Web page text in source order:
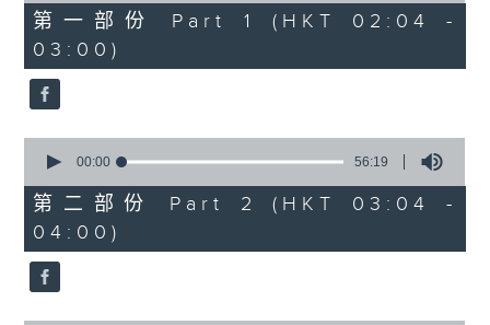
由 張惠芳、胡美倫 主唱
5. 「橫財就手」
6. 「花木蘭之柳營步月」
由 梁耀安、何萍 主唱
56
minutes,
10
seconds
第一部份 Part 1 (HKT 02:04 -
03:00)
seconds
56
minutes,
19
seconds
00:00 56:19
第二部份 Part 2 (HKT 03:04 -
04:00)